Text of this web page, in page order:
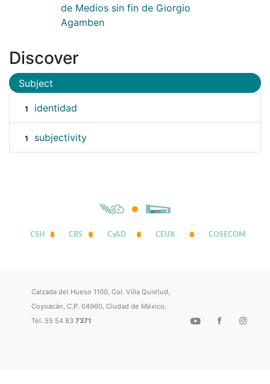
de Medios sin fin de Giorgio
Agamben
Discover
Subject
1 identidad
1 subjectivity
CSH CBS CyAD CEUX COSECOM
Calzada del Hueso 1100, Col. Villa Quietud,
Coyoacán, C.P. 04960, Ciudad de México.
Tel. 55 54 837371